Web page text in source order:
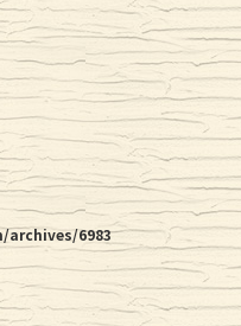
6983